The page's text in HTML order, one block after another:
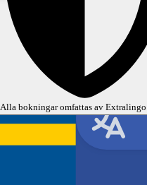
Alla bokningar omfattas av Extralingo